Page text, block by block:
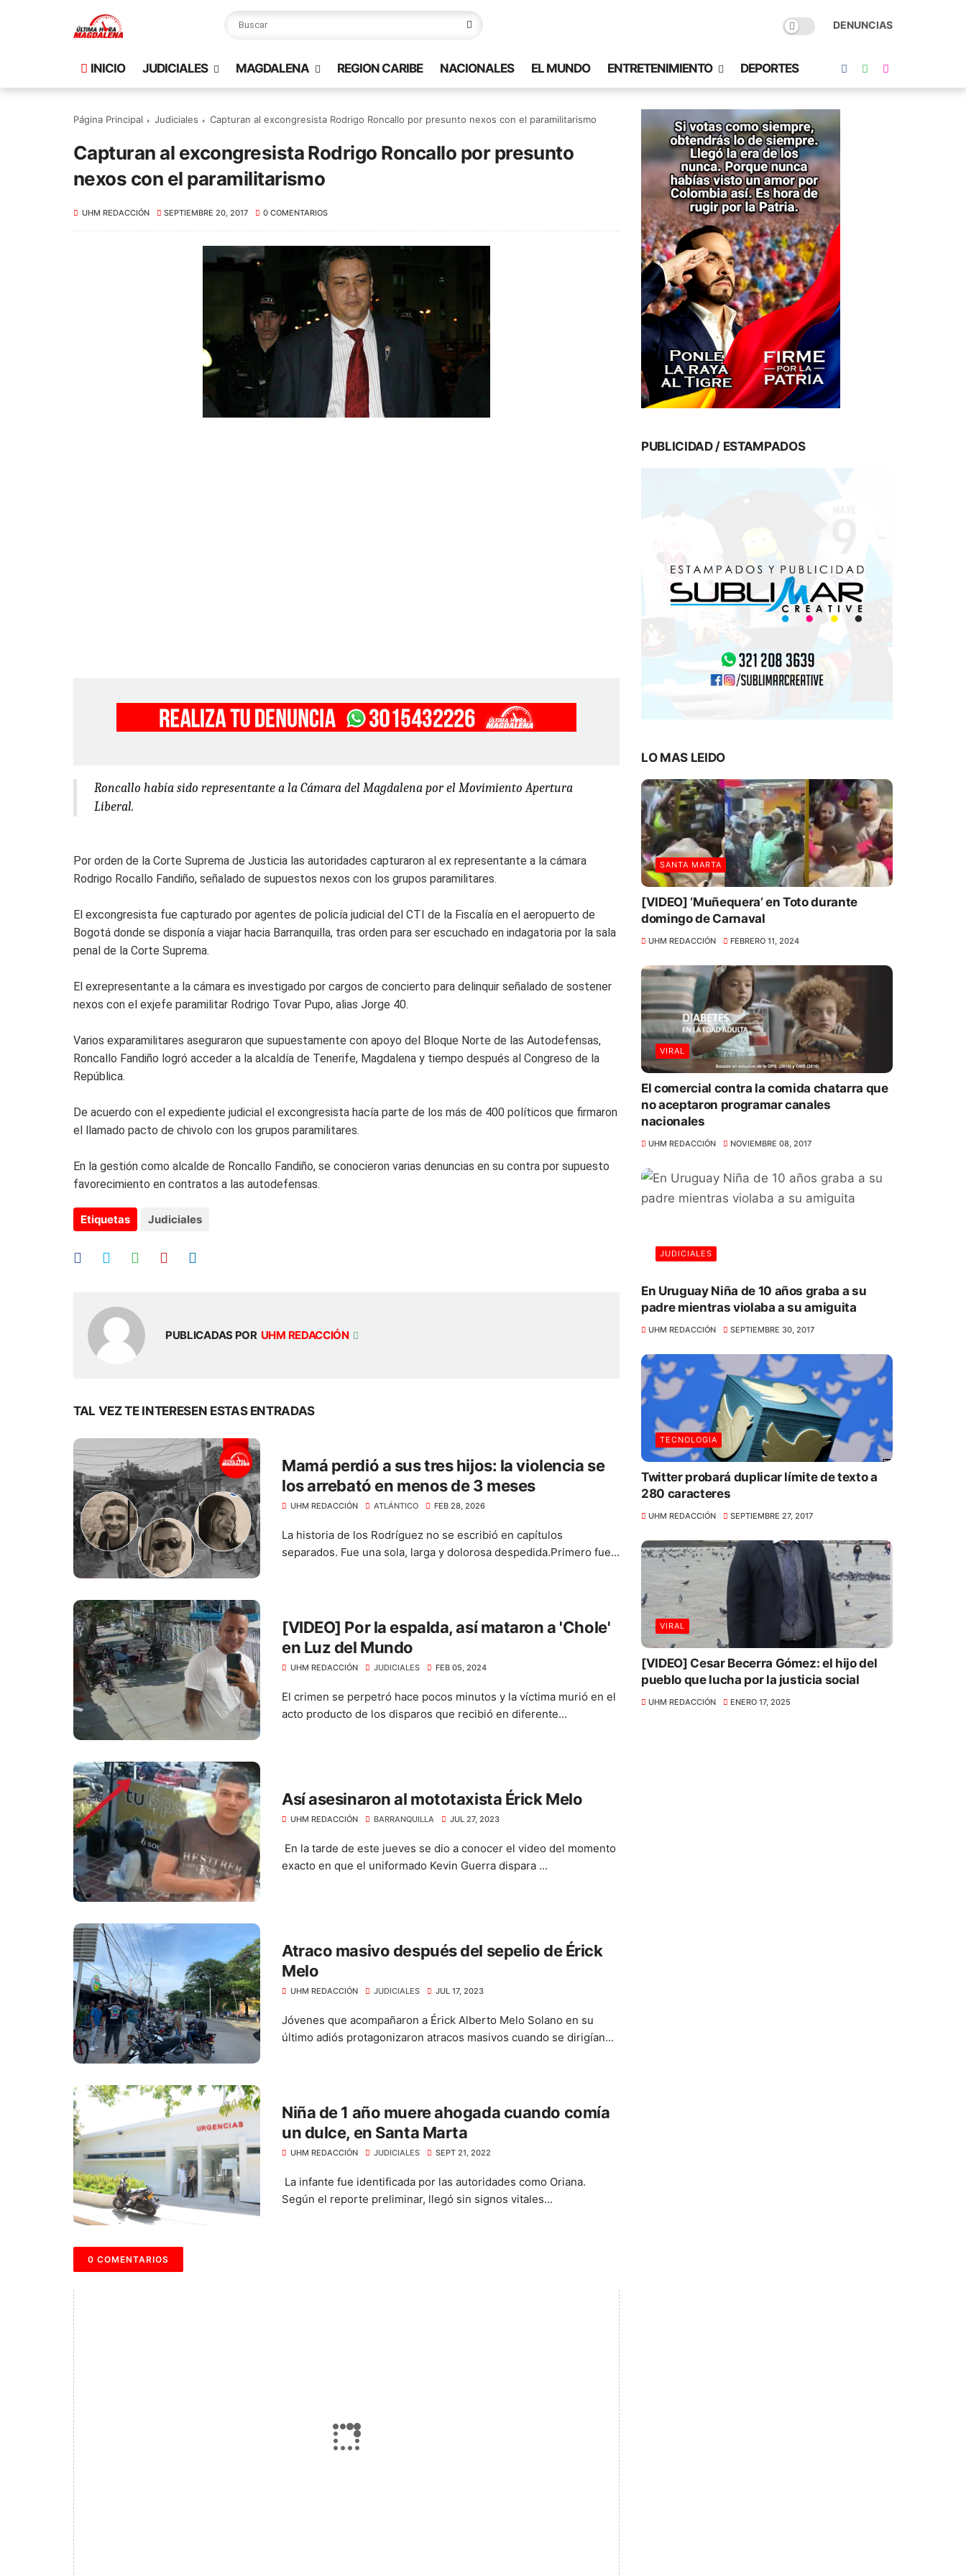
DENUNCIAS
INICIO JUDICIALES MAGDALENA REGION CARIBE NACIONALES EL MUNDO ENTRETENIMIENTO DEPORTES
Página Principal Judiciales Capturan al excongresista Rodrigo Roncallo por presunto nexos con el paramilitarismo
Capturan al excongresista Rodrigo Roncallo por presunto
nexos con el paramilitarismo
UHM REDACCIÓN SEPTIEMBRE 20, 2017 0 COMENTARIOS
Roncallo había sido representante a la Cámara del Magdalena por el Movimiento Apertura
Liberal.
Por orden de la Corte Suprema de Justicia las autoridades capturaron al ex representante a la cámara
Rodrigo Rocallo Fandiño, señalado de supuestos nexos con los grupos paramilitares.
El excongresista fue capturado por agentes de policía judicial del CTI de la Fiscalía en el aeropuerto de
Bogotá donde se disponía a viajar hacia Barranquilla, tras orden para ser escuchado en indagatoria por la sala
penal de la Corte Suprema.
El exrepresentante a la cámara es investigado por cargos de concierto para delinquir señalado de sostener
nexos con el exjefe paramilitar Rodrigo Tovar Pupo, alias Jorge 40.
Varios exparamilitares aseguraron que supuestamente con apoyo del Bloque Norte de las Autodefensas,
Roncallo Fandiño logró acceder a la alcaldía de Tenerife, Magdalena y tiempo después al Congreso de la
República.
De acuerdo con el expediente judicial el excongresista hacía parte de los más de 400 políticos que firmaron
el llamado pacto de chivolo con los grupos paramilitares.
En la gestión como alcalde de Roncallo Fandiño, se conocieron varias denuncias en su contra por supuesto
favorecimiento en contratos a las autodefensas.
Etiquetas Judiciales
PUBLICADAS POR UHM REDACCIÓN
TAL VEZ TE INTERESEN ESTAS ENTRADAS
Mamá perdió a sus tres hijos: la violencia se
los arrebató en menos de 3 meses
UHM REDACCIÓN ATLÁNTICO FEB 28, 2026
La historia de los Rodríguez no se escribió en capítulos
separados. Fue una sola, larga y dolorosa despedida.Primero fue...
[VIDEO] Por la espalda, así mataron a 'Chole'
en Luz del Mundo
UHM REDACCIÓN JUDICIALES FEB 05, 2024
El crimen se perpetró hace pocos minutos y la víctima murió en el
acto producto de los disparos que recibió en diferente...
Así asesinaron al mototaxista Érick Melo
UHM REDACCIÓN BARRANQUILLA JUL 27, 2023
En la tarde de este jueves se dio a conocer el video del momento
exacto en que el uniformado Kevin Guerra dispara ...
Atraco masivo después del sepelio de Érick
Melo
UHM REDACCIÓN JUDICIALES JUL 17, 2023
Jóvenes que acompañaron a Érick Alberto Melo Solano en su
último adiós protagonizaron atracos masivos cuando se dirigían...
Niña de 1 año muere ahogada cuando comía
un dulce, en Santa Marta
UHM REDACCIÓN JUDICIALES SEPT 21, 2022
La infante fue identificada por las autoridades como Oriana.
Según el reporte preliminar, llegó sin signos vitales...
0 COMENTARIOS
PUBLICIDAD / ESTAMPADOS
LO MAS LEIDO
SANTA MARTA
[VIDEO] ‘Muñequera’ en Toto durante
domingo de Carnaval
UHM REDACCIÓN FEBRERO 11, 2024
VIRAL
El comercial contra la comida chatarra que
no aceptaron programar canales
nacionales
UHM REDACCIÓN NOVIEMBRE 08, 2017
JUDICIALES
En Uruguay Niña de 10 años graba a su
padre mientras violaba a su amiguita
UHM REDACCIÓN SEPTIEMBRE 30, 2017
TECNOLOGIA
Twitter probará duplicar límite de texto a
280 caracteres
UHM REDACCIÓN SEPTIEMBRE 27, 2017
VIRAL
[VIDEO] Cesar Becerra Gómez: el hijo del
pueblo que lucha por la justicia social
UHM REDACCIÓN ENERO 17, 2025